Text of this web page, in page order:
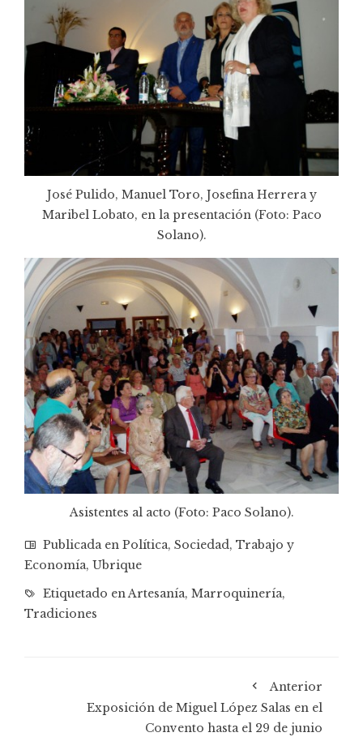
José Pulido, Manuel Toro, Josefina Herrera y
Maribel Lobato, en la presentación (Foto: Paco
Solano).
Asistentes al acto (Foto: Paco Solano).
Publicada en Política, Sociedad, Trabajo y
Economía, Ubrique
Etiquetado enArtesanía, Marroquinería,
Tradiciones
Anterior
Exposición de Miguel López Salas en el
Convento hasta el 29 de junio